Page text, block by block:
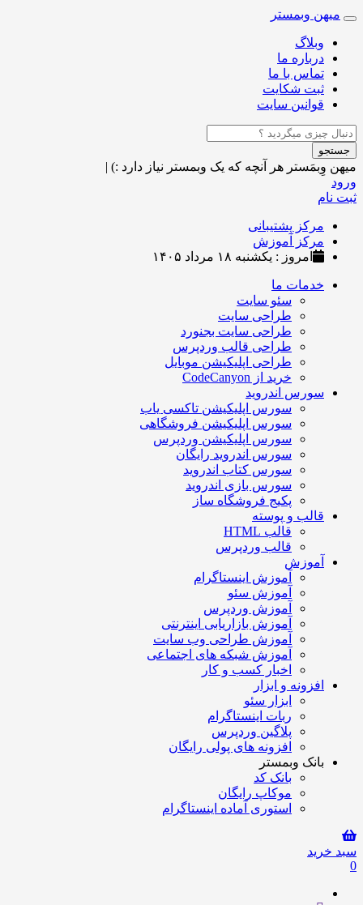
Toggle
navigation
میهن وبمستر
وبلاگ
درباره ما
تماس با ما
ثبت شکایت
قوانین سایت
جستجو
میهن وِبمَستر هر آنچه که یک وبمستر نیاز دارد :) |
ورود
ثبت نام
مرکز پشتیبانی
مرکز آموزش
امروز : یکشنبه ۱۸ مرداد ۱۴۰۵
خدمات ما
سئو سایت
طراحی سایت
طراحی سایت بجنورد
طراحی قالب وردپرس
طراحی اپلیکیشن موبایل
خرید از CodeCanyon
سورس اندروید
سورس اپلیکیشن تاکسی یاب
سورس اپلیکیشن فروشگاهی
سورس اپلیکیشن وردپرس
سورس اندروید رایگان
سورس کتاب اندروید
سورس بازی اندروید
پکیج فروشگاه ساز
قالب و پوسته
قالب HTML
قالب وردپرس
آموزش
آموزش اینستاگرام
آموزش سئو
آموزش وردپرس
آموزش بازاریابی اینترنتی
آموزش طراحی وب سایت
آموزش شبکه های اجتماعی
اخبار کسب و کار
افزونه و ابزار
ابزار سئو
ربات اینستاگرام
پلاگین وردپرس
افزونه های پولی رایگان
بانک وبمستر
بانک کد
موکاپ رایگان
استوری آماده اینستاگرام
سبد خرید
0